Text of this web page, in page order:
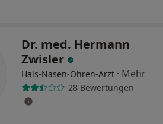
Dr. med. Hermann
Zwisler
Hals-Nasen-Ohren-Arzt · Mehr
28 Bewertungen